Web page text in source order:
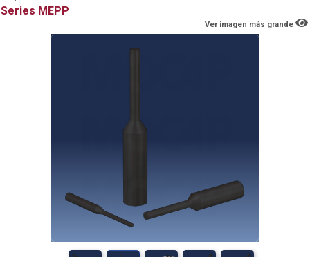
MEPP
Ver imagen más grande